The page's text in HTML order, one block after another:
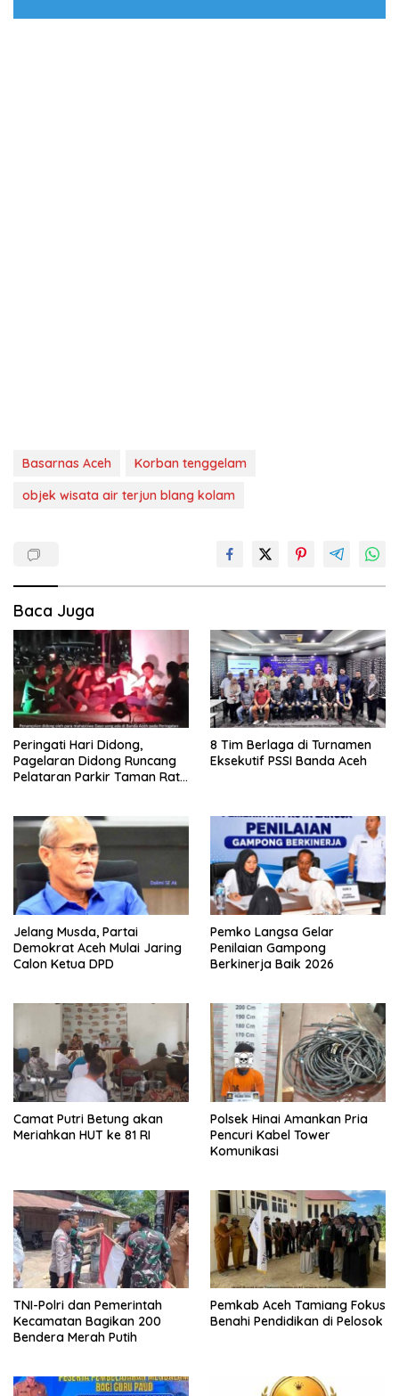
Basarnas Aceh
Korban tenggelam
objek wisata air terjun blang kolam
Baca Juga
Peringati Hari Didong,
Pagelaran Didong Runcang
Pelataran Parkir Taman Ratu
8 Tim Berlaga di Turnamen
Eksekutif PSSI Banda Aceh
Jelang Musda, Partai
Demokrat Aceh Mulai Jaring
Calon Ketua DPD
Pemko Langsa Gelar
Penilaian Gampong
Berkinerja Baik 2026
Camat Putri Betung akan
Meriahkan HUT ke 81 RI
Polsek Hinai Amankan Pria
Pencuri Kabel Tower
Komunikasi
TNI-Polri dan Pemerintah
Kecamatan Bagikan 200
Bendera Merah Putih
Pemkab Aceh Tamiang Fokus
Benahi Pendidikan di Pelosok